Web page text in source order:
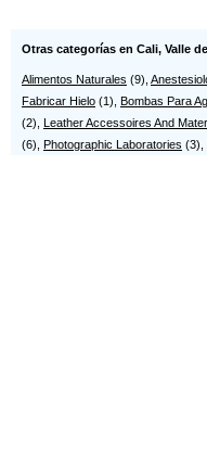
Otras categorías en Cali, Valle
Alimentos Naturales (9),
Fabricar Hielo (1), Bombas Para
(2), Leather Accessoires And
(6), Photographic Laboratories (3),